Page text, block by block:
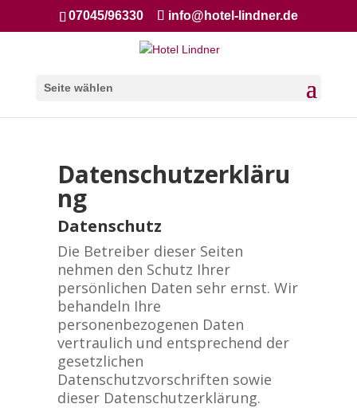
07045/96330 info@hotel-lindner.de
Seite wählen
Datenschutzerkläru
ng
Datenschutz
Die Betreiber dieser Seiten
nehmen den Schutz Ihrer
persönlichen Daten sehr ernst. Wir
behandeln Ihre
personenbezogenen Daten
vertraulich und entsprechend der
gesetzlichen
Datenschutzvorschriften sowie
dieser Datenschutzerklärung.